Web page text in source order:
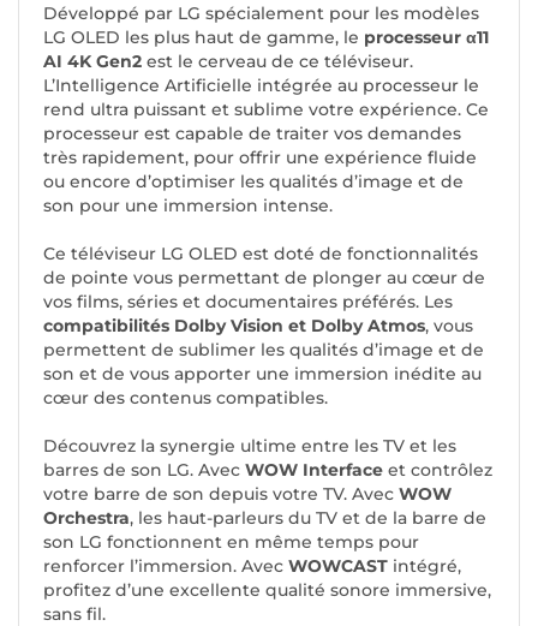
Développé par LG spécialement pour les modèles
LG OLED les plus haut de gamme, le processeur α11
AI 4K Gen2 est le cerveau de ce téléviseur.
L’Intelligence Artificielle intégrée au processeur le
rend ultra puissant et sublime votre expérience. Ce
processeur est capable de traiter vos demandes
très rapidement, pour offrir une expérience fluide
ou encore d’optimiser les qualités d’image et de
son pour une immersion intense.
Ce téléviseur LG OLED est doté de fonctionnalités
de pointe vous permettant de plonger au cœur de
vos films, séries et documentaires préférés. Les
compatibilités Dolby Vision et Dolby Atmos, vous
permettent de sublimer les qualités d’image et de
son et de vous apporter une immersion inédite au
cœur des contenus compatibles.
Découvrez la synergie ultime entre les TV et les
barres de son LG. Avec WOW Interface et contrôlez
votre barre de son depuis votre TV. Avec WOW
Orchestra, les haut-parleurs du TV et de la barre de
son LG fonctionnent en même temps pour
renforcer l’immersion. Avec WOWCAST intégré,
profitez d’une excellente qualité sonore immersive,
sans fil.